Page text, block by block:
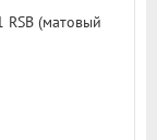
(матовый